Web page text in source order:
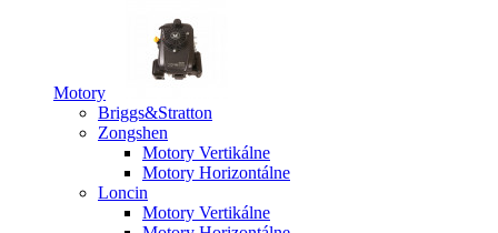
Motory
Briggs&Stratton
Zongshen
Motory Vertikálne
Motory Horizontálne
Loncin
Motory Vertikálne